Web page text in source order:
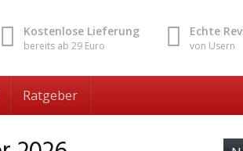
Kostenlose Lieferung
bereits ab 29 Euro
Echte
von Usern
Ratgeber